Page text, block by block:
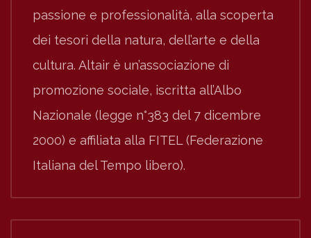
passione e professionalità, alla scoperta
dei tesori della natura, dell’arte e della
cultura. Altair è un’associazione di
promozione sociale, iscritta all’Albo
Nazionale (legge n°383 del 7 dicembre
2000) e affiliata alla FITEL (Federazione
Italiana del Tempo libero).